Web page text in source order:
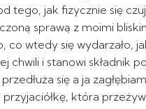
tego, jak fizycznie się
sprawą z moimi
wtedy się wydarzało,
chwili i stanowi składnik
się a ja
która